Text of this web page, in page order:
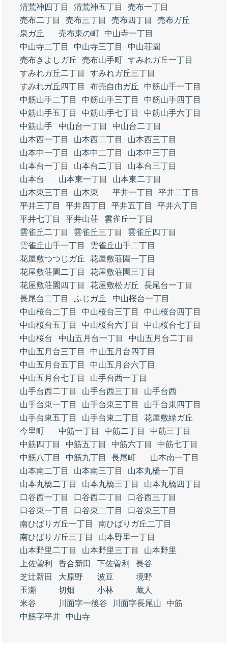
清荒神四丁目
清荒神五丁目
売布一丁目
売布二丁目
売布三丁目 売布四丁目
売布ガ丘
泉ガ丘
売布東の町
中山寺一丁目
中山寺二丁目
中山寺三丁目
中山荘園
売布きよしガ丘
売布山手町 すみれガ丘一丁目
すみれガ丘二丁目
すみれガ丘三丁目
すみれガ丘四丁目
布売自由ガ丘
中筋山手一丁目
中筋山手二丁目
中筋山手三丁目
中筋山手四丁目
中筋山手五丁目
中筋山手七丁目
中筋山手六丁目
中筋山手
中山台一丁目
中山台二丁目
山本西一丁目
山本西二丁目
山本西三丁目
山本中一丁目
山本中二丁目
山本中三丁目
山本台一丁目
山本台二丁目
山本台三丁目
山本台
山本東一丁目
山本東二丁目
山本東三丁目
山本東 平井一丁目
平井二丁目
平井三丁目
平井四丁目 平井五丁目
平井六丁目
平井七丁目
平井山荘
雲雀丘一丁目
雲雀丘二丁目
雲雀丘三丁目
雲雀丘四丁目
雲雀丘山手一丁目
雲雀丘山手二丁目
花屋敷つつじガ丘
花屋敷荘園一丁目
花屋敷荘園二丁目
花屋敷荘園三丁目
花屋敷荘園四丁目
花屋敷松ガ丘
長尾台一丁目
長尾台二丁目
ふじガ丘
中山桜台一丁目
中山桜台二丁目
中山桜台三丁目
中山桜台四丁目
中山桜台五丁目
中山桜台六丁目
中山桜台七丁目
中山桜台
中山五月台一丁目
中山五月台二丁目
中山五月台三丁目
中山五月台四丁目
中山五月台五丁目
中山五月台六丁目
中山五月台七丁目
山手台西一丁目
山手台西二丁目
山手台西三丁目
山手台西
山手台東一丁目
山手台東三丁目
山手台東四丁目
山手台東五丁目
山手台東二丁目
花屋敷緑ガ丘
今里町
中筋一丁目 中筋二丁目
中筋三丁目
中筋四丁目
中筋五丁目 中筋六丁目
中筋七丁目
中筋八丁目
中筋九丁目 長尾町
山本南一丁目
山本南二丁目
山本南三丁目
山本丸橋一丁目
山本丸橋二丁目
山本丸橋三丁目
山本丸橋四丁目
口谷西一丁目
口谷西二丁目
口谷西三丁目
口谷東一丁目
口谷東二丁目
口谷東三丁目
南ひばりガ丘一丁目
南ひばりガ丘二丁目
南ひばりガ丘三丁目
山本野里一丁目
山本野里二丁目
山本野里三丁目
山本野里
上佐曽利
香合新田 下佐曽利
長谷
芝辻新田
大原野 波豆
境野
玉瀬
切畑 小林
蔵人
米谷
川面字一後谷 川面字長尾山
中筋
中筋字平井
中山寺